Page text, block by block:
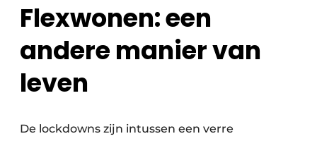
Flexwonen: een
andere manier van
leven
De lockdowns zijn intussen een verre